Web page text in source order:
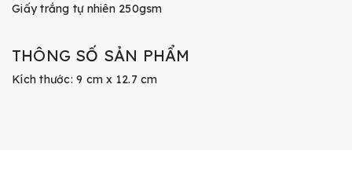
Giấy trắng tự nhiên 250gsm
THÔNG SỐ SẢN PHẨM
Kích thước: 9 cm x 12.7 cm